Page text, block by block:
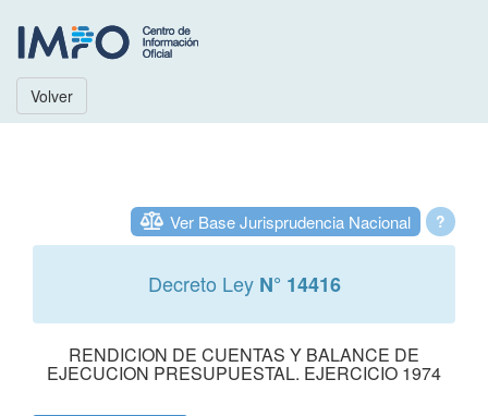
Volver
?
Ver Base Jurisprudencia Nacional
Decreto Ley N° 14416
RENDICION DE CUENTAS Y BALANCE DE
EJECUCION PRESUPUESTAL. EJERCICIO 1974